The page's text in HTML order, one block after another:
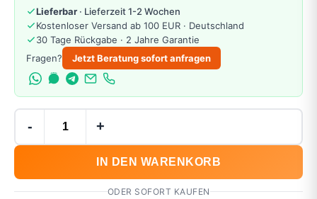
Lieferbar · Lieferzeit 1-2 Wochen
Kostenloser Versand ab 100 EUR · Deutschland
30 Tage Rückgabe · 2 Jahre Garantie
Fragen?
Jetzt Beratung sofort anfragen
- +
IN DEN WARENKORB
ODER SOFORT KAUFEN